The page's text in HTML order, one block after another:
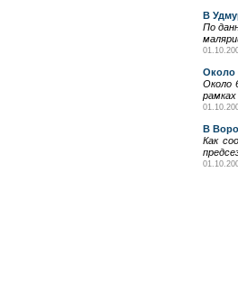
В
По
Около
Около
рамках
В
Как